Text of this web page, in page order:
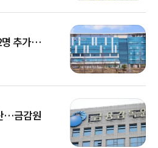
명 추가…
…금감원